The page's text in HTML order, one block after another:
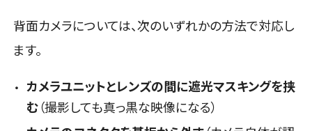
背面カメラについては、次のいずれかの方法で対応し
ます。
カメラユニットとレンズの間に遮光マスキングを挟
む（撮影しても真っ黒な映像になる）